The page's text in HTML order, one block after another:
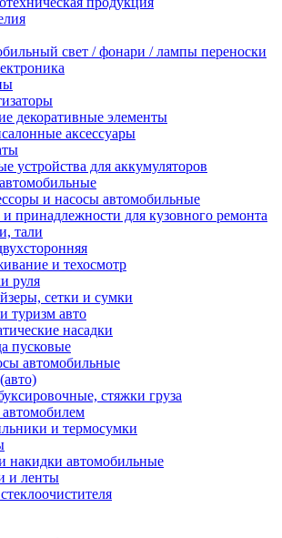
свет / фонари / лампы переноски
декоративные элементы
аксессуары
устройства для аккумуляторов
и насосы автомобильные
принадлежности для кузовного ремонта
тали
и техосмотр
руля
сетки и сумки
туризм авто
насадки
пусковые
автомобильные
стяжки груза
автомобилем
и термосумки
накидки автомобильные
и ленты